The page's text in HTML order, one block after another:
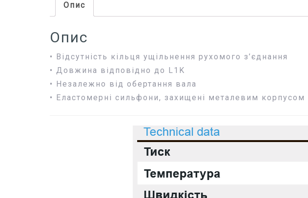
Опис
Опис
• Відсутність кільця ущільнення рухомого з’єднання
• Довжина відповідно до L1K
• Незалежно від обертання вала
• Еластомерні сильфони, захищені металевим корпусом